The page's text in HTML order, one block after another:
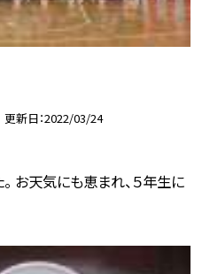
更新日 2022/03/24
お天気にも恵まれ、５年生に